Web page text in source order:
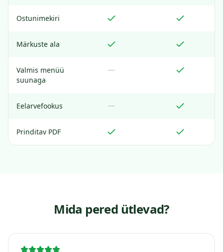
Ostunimekiri
Märkuste ala
Valmis menüü
suunaga
Eelarvefookus
Prinditav PDF
Mida pered ütlevad?